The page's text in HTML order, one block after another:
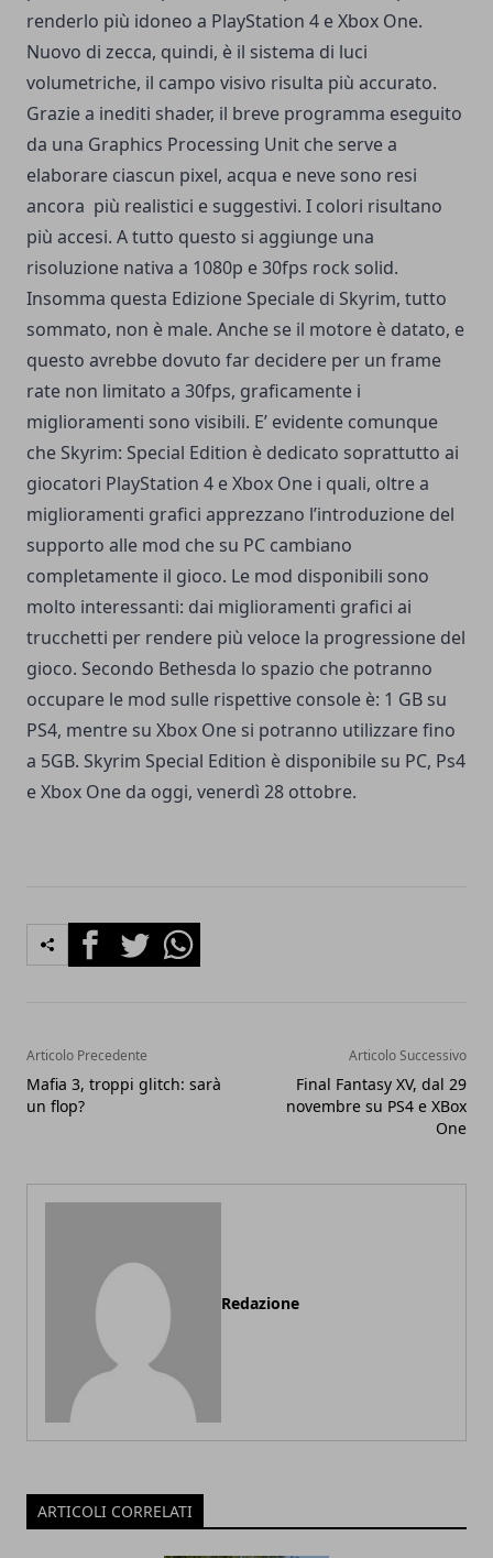
renderlo più idoneo a PlayStation 4 e Xbox One.
Nuovo di zecca, quindi, è il sistema di luci
volumetriche, il campo visivo risulta più accurato.
Grazie a inediti shader, il breve programma eseguito
da una Graphics Processing Unit che serve a
elaborare ciascun pixel, acqua e neve sono resi
ancora più realistici e suggestivi. I colori risultano
più accesi. A tutto questo si aggiunge una
risoluzione nativa a 1080p e 30fps rock solid.
Insomma questa Edizione Speciale di Skyrim, tutto
sommato, non è male. Anche se il motore è datato, e
questo avrebbe dovuto far decidere per un frame
rate non limitato a 30fps, graficamente i
miglioramenti sono visibili. E’ evidente comunque
che Skyrim: Special Edition è dedicato soprattutto ai
giocatori PlayStation 4 e Xbox One i quali, oltre a
miglioramenti grafici apprezzano l’introduzione del
supporto alle mod che su PC cambiano
completamente il gioco. Le mod disponibili sono
molto interessanti: dai miglioramenti grafici ai
trucchetti per rendere più veloce la progressione del
gioco. Secondo Bethesda lo spazio che potranno
occupare le mod sulle rispettive console è: 1 GB su
PS4, mentre su Xbox One si potranno utilizzare fino
a 5GB. Skyrim Special Edition è disponibile su PC, Ps4
e Xbox One da oggi, venerdì 28 ottobre.
FacebookTwitterWhatsapp
Articolo Precedente
Mafia 3, troppi glitch: sarà
un flop?
Articolo Successivo
Final Fantasy XV, dal 29
novembre su PS4 e XBox
One
Redazione
ARTICOLI CORRELATI